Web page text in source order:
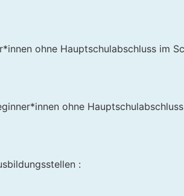
ohne Hauptschulabschluss im
ohne
: